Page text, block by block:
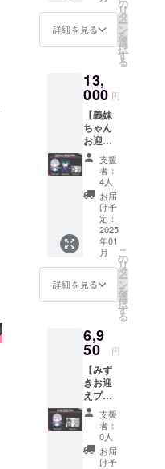
合は
「宛名
不要」
●恐縮で
すが、
記入後
の宛名
変更は
不可と
なって
おりま
す。 金
額には
消費税
（10%
）と送
料1100
んでお
りま
リー 1
点 ・サ
ター 1
点 画像
はイ
メージ
です。
金額に
は消費
（10%
）を含
んでお
りま
す。
み 1点
・アク
リルス
タン
・マグ
カッ
プ 1点
・タペ
スト
リー 1
点 ・サ
キュー
レ
ター 1
はイ
メージ
です。
金額に
は消費
料1100
円を含
んでお
りま
す。
詳細を見る
の
リ
タ
ー
ン
を
選
択
す
る
13,
000 円
【義妹
ちゃん
お迎え
プラ
ン】 ・
みずき
ぬいぐ
るみ 1
点 ・ひ
なきぬ
いぐる
み 1点
・サン
キュー
レ
ター 1
はイ
メージ
です。
金額に
は消費
税
（10%
）と送
料990円
を含ん
でおり
支援
者：
4人
お届
け予
定：
2025
年01
月
詳細を見る
こ
の
リ
タ
ー
ン
を
選
択
す
る
6,9
50 円
【みず
きお迎
えプラ
ン】 ・
みずき
ぬいぐ
るみ 1
点 ・サ
支援
者：
0人
お届
け予